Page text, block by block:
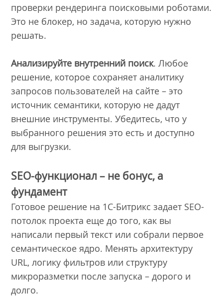
проверки рендеринга поисковыми роботами.
Это не блокер, но задача, которую нужно
решать.
Анализируйте внутренний поиск. Любое
решение, которое сохраняет аналитику
запросов пользователей на сайте – это
источник семантики, которую не дадут
внешние инструменты. Убедитесь, что у
выбранного решения это есть и доступно
для выгрузки.
SEO-функционал – не бонус, а
фундамент
Готовое решение на 1С-Битрикс задает SEO-
потолок проекта еще до того, как вы
написали первый текст или собрали первое
семантическое ядро. Менять архитектуру
URL, логику фильтров или структуру
микроразметки после запуска – дорого и
долго.